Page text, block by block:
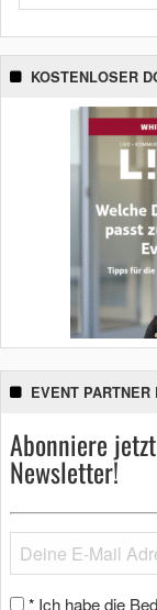
KOSTENLOSER
EVENT PARTNER
Abonniere
Newsletter!
* Ich habe die